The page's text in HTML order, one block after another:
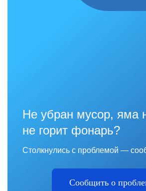
Не убран мусор, яма
не горит фонарь?
Столкнулись с проблемой —
Сообщить о